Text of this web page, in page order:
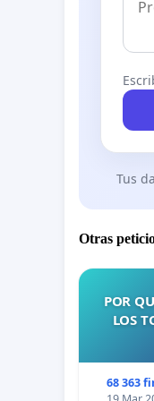
Tus
Otras
POR
LOS
68 363